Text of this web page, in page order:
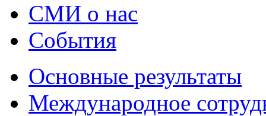
СМИ о нас
События
Основные результаты
Международное